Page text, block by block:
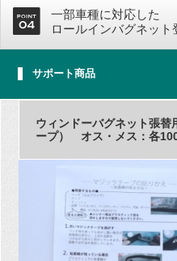
一部車種に対応した
ロールインバグネット
サポート商品
ウィンドーバグネット張替
ープ） オス・メス：各